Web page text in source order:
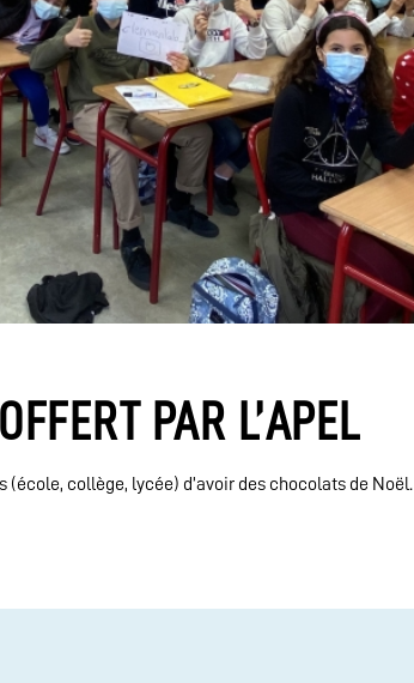
PAR L’APEL
(école, collège, lycée) d’avoir des chocolats de Noël.